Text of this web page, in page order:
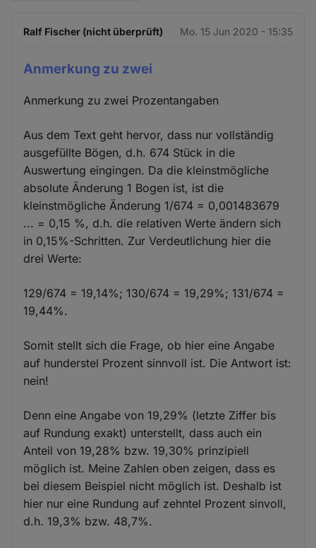
Ralf Fischer (nicht überprüft) Mo. 15 Jun 2020 - 15:35
Anmerkung zu zwei
Anmerkung zu zwei Prozentangaben
Aus dem Text geht hervor, dass nur vollständig
ausgefüllte Bögen, d.h. 674 Stück in die
Auswertung eingingen. Da die kleinstmögliche
absolute Änderung 1 Bogen ist, ist die
kleinstmögliche Änderung 1/674 = 0,001483679
... = 0,15 %, d.h. die relativen Werte ändern sich
in 0,15%-Schritten. Zur Verdeutlichung hier die
drei Werte:
129/674 = 19,14%; 130/674 = 19,29%; 131/674 =
19,44%.
Somit stellt sich die Frage, ob hier eine Angabe
auf hunderstel Prozent sinnvoll ist. Die Antwort ist:
nein!
Denn eine Angabe von 19,29% (letzte Ziffer bis
auf Rundung exakt) unterstellt, dass auch ein
Anteil von 19,28% bzw. 19,30% prinzipiell
möglich ist. Meine Zahlen oben zeigen, dass es
bei diesem Beispiel nicht möglich ist. Deshalb ist
hier nur eine Rundung auf zehntel Prozent sinvoll,
d.h. 19,3% bzw. 48,7%.